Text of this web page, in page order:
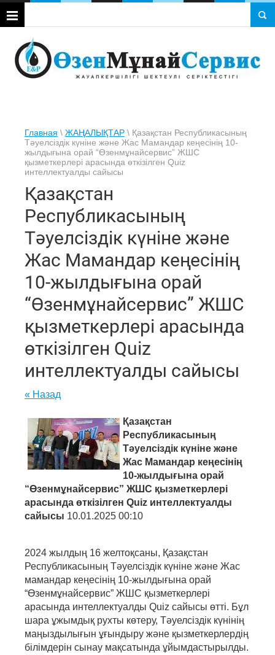
Главная \ ЖАҢАЛЫҚТАР \ Қазақстан Республикасының
Тәуелсіздік күніне және Жас Мамандар кеңесінің 10-
жылдығына орай “Өзенмұнайсервис” ЖШС
қызметкерлері арасында өткізілген Quiz
интеллектуалды сайысы
Қазақстан
Республикасының
Тәуелсіздік күніне және
Жас Мамандар кеңесінің
10-жылдығына орай
“Өзенмұнайсервис” ЖШС
қызметкерлері арасында
өткізілген Quiz
интеллектуалды сайысы
« Назад
Қазақстан
Республикасының
Тәуелсіздік күніне және
Жас Мамандар кеңесінің
10-жылдығына орай
“Өзенмұнайсервис” ЖШС қызметкерлері
арасында өткізілген Quiz интеллектуалды
сайысы 10.01.2025 00:10
2024 жылдың 16 желтоқсаны, Қазақстан
Республикасының Тәуелсіздік күніне және Жас
мамандар кеңесінің 10-жылдығына орай
“Өзенмұнайсервис” ЖШС қызметкерлері
арасында интеллектуалды Quiz сайысы өтті. Бұл
шара ұжымдық рухты көтеру, Тәуелсіздік күнінің
маңыздылығын ұғындыру және қызметкерлердің
білімдерін сынау мақсатында ұйымдастырылды.